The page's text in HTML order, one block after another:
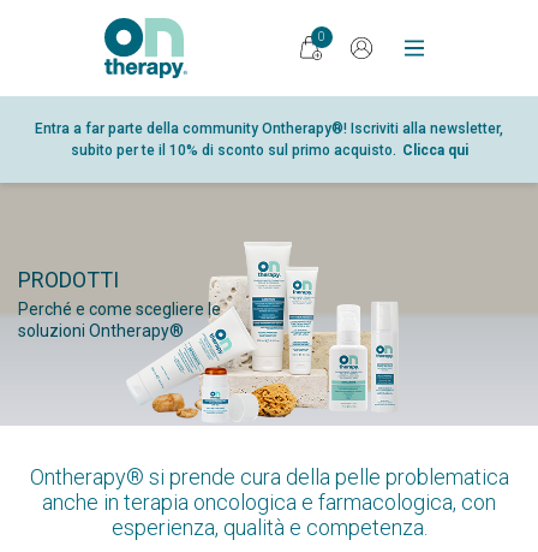
PRODOTTI
DIARIO
AREA RISERVATA
0
Entra a far parte della community Ontherapy®! Iscriviti alla newsletter,
subito per te il 10% di sconto sul primo acquisto. Clicca qui
PRODOTTI
Perché e come scegliere le
soluzioni Ontherapy®
Ontherapy® si prende cura della pelle problematica
anche in terapia oncologica e farmacologica, con
esperienza, qualità e competenza.